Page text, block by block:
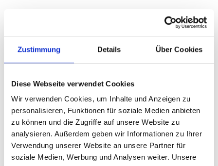
Zustimmung Details Über Cookies
Diese Webseite verwendet Cookies
Wir verwenden Cookies, um Inhalte und Anzeigen zu
personalisieren, Funktionen für soziale Medien anbieten
zu können und die Zugriffe auf unsere Website zu
analysieren. Außerdem geben wir Informationen zu Ihrer
Verwendung unserer Website an unsere Partner für
soziale Medien, Werbung und Analysen weiter. Unsere
Minden
Bereits vermittelt - Penthouse am Glacis
Penthousewohnung
132 m²
4